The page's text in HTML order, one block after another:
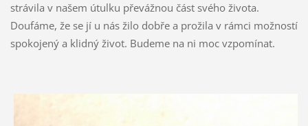
strávila v našem útulku převážnou část svého života.
Doufáme, že se jí u nás žilo dobře a prožila v rámci možností
spokojený a klidný život. Budeme na ni moc vzpomínat.